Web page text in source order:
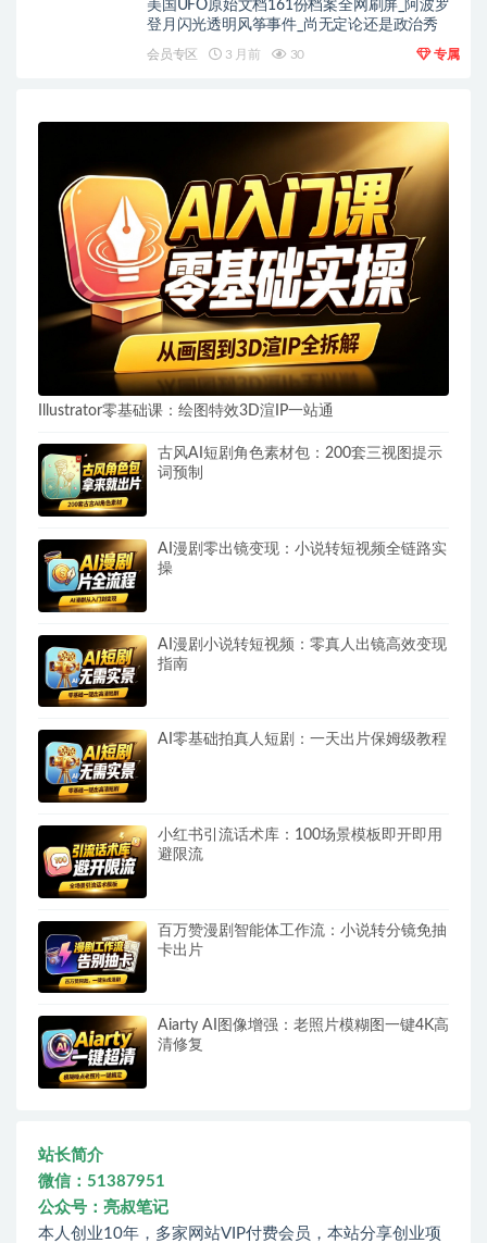
美国UFO原始文档161份档案全网刷屏_阿波罗
登月闪光透明风筝事件_尚无定论还是政治秀
会员专区 3 月前 30 专属
Illustrator零基础课：绘图特效3D渲IP一站通
古风AI短剧角色素材包：200套三视图提示
词预制
AI漫剧零出镜变现：小说转短视频全链路实
操
AI漫剧小说转短视频：零真人出镜高效变现
指南
AI零基础拍真人短剧：一天出片保姆级教程
小红书引流话术库：100场景模板即开即用
避限流
百万赞漫剧智能体工作流：小说转分镜免抽
卡出片
Aiarty AI图像增强：老照片模糊图一键4K高
清修复
站长简介
微信：51387951
公众号：亮叔笔记
本人创业10年，多家网站VIP付费会员，本站分享创业项